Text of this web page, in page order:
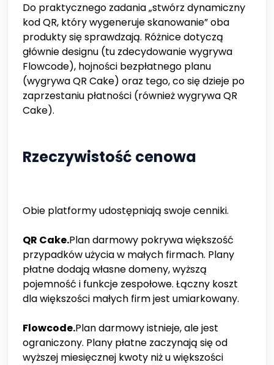
Do praktycznego zadania „stwórz dynamiczny
kod QR, który wygeneruje skanowanie” oba
produkty się sprawdzają. Różnice dotyczą
głównie designu (tu zdecydowanie wygrywa
Flowcode), hojności bezpłatnego planu
(wygrywa QR Cake) oraz tego, co się dzieje po
zaprzestaniu płatności (również wygrywa QR
Cake).
Rzeczywistość cenowa
Obie platformy udostępniają swoje cenniki.
QR Cake.Plan darmowy pokrywa większość
przypadków użycia w małych firmach. Plany
płatne dodają własne domeny, wyższą
pojemność i funkcje zespołowe. Łączny koszt
dla większości małych firm jest umiarkowany.
Flowcode.Plan darmowy istnieje, ale jest
ograniczony. Plany płatne zaczynają się od
wyższej miesięcznej kwoty niż u większości